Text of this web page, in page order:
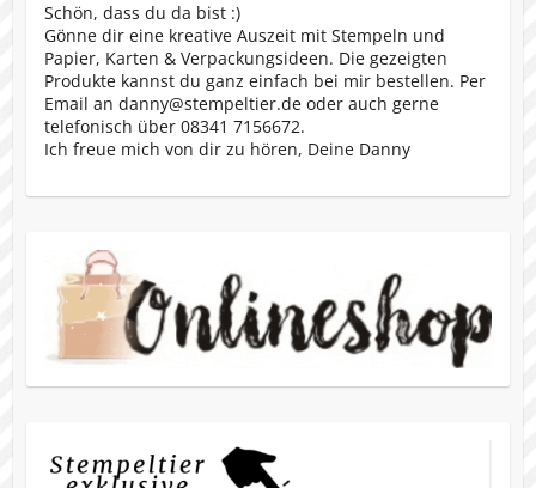
Schön, dass du da bist :)
Gönne dir eine kreative Auszeit mit Stempeln und
Papier, Karten & Verpackungsideen. Die gezeigten
Produkte kannst du ganz einfach bei mir bestellen. Per
Email an danny@stempeltier.de oder auch gerne
telefonisch über 08341 7156672.
Ich freue mich von dir zu hören, Deine Danny